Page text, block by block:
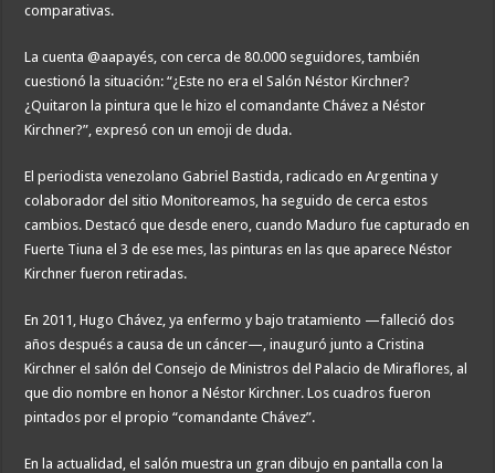
comparativas.
La cuenta @aapayés, con cerca de 80.000 seguidores, también
cuestionó la situación: “¿Este no era el Salón Néstor Kirchner?
¿Quitaron la pintura que le hizo el comandante Chávez a Néstor
Kirchner?”, expresó con un emoji de duda.
El periodista venezolano Gabriel Bastida, radicado en Argentina y
colaborador del sitio Monitoreamos, ha seguido de cerca estos
cambios. Destacó que desde enero, cuando Maduro fue capturado en
Fuerte Tiuna el 3 de ese mes, las pinturas en las que aparece Néstor
Kirchner fueron retiradas.
En 2011, Hugo Chávez, ya enfermo y bajo tratamiento —falleció dos
años después a causa de un cáncer—, inauguró junto a Cristina
Kirchner el salón del Consejo de Ministros del Palacio de Miraflores, al
que dio nombre en honor a Néstor Kirchner. Los cuadros fueron
pintados por el propio “comandante Chávez”.
En la actualidad, el salón muestra un gran dibujo en pantalla con la